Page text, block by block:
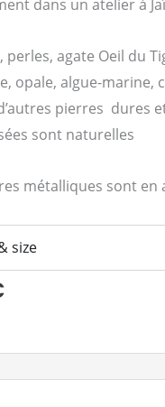
dans un atelier à
perles, agate Oeil du
opale, algue-
pierres dures
sont naturelles
métalliques sont
size